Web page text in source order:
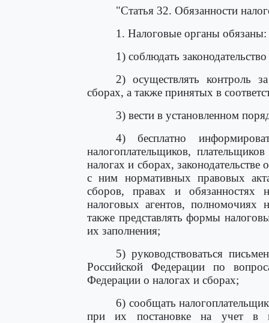
"Статья 32. Обязанности
1. Налоговые органы обязаны:
1) соблюдать
2) осуществлять контроль
сборах, а также принятых в
3) вести в установленном
4) бесплатно
налогоплательщиков,
налогах и сборах,
с ним нормативных правовых
сборов, правах и обязанностях
налоговых агентов,
также представлять формы
их заполнения;
5) руководствоваться
Российской Федерации по
Федерации о налогах и сборах;
6) сообщать
при их постановке на учет в